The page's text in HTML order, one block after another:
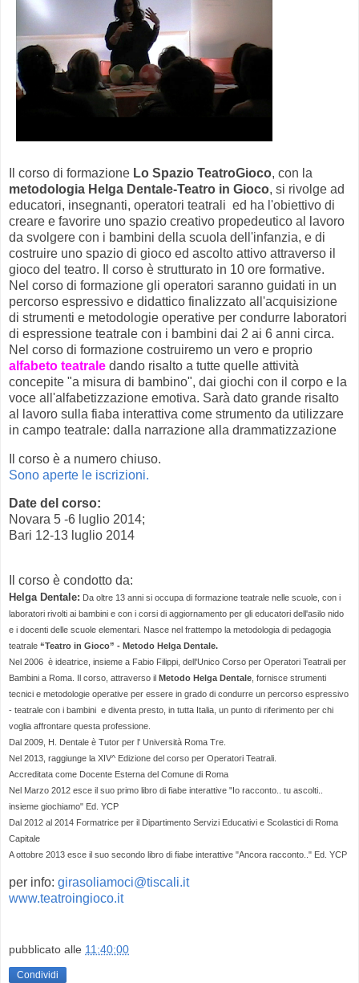
Il corso di formazione Lo Spazio TeatroGioco, con la
metodologia Helga Dentale-Teatro in Gioco, si rivolge ad
educatori, insegnanti, operatori teatrali ed ha l'obiettivo di
creare e favorire uno spazio creativo propedeutico al lavoro
da svolgere con i bambini della scuola dell'infanzia, e di
costruire uno spazio di gioco ed ascolto attivo attraverso il
gioco del teatro. Il corso è strutturato in 10 ore formative.
Nel corso di formazione gli operatori saranno guidati in un
percorso espressivo e didattico finalizzato all'acquisizione
di strumenti e metodologie operative per condurre laboratori
di espressione teatrale con i bambini dai 2 ai 6 anni circa.
Nel corso di formazione costruiremo un vero e proprio
alfabeto teatrale dando risalto a tutte quelle attività
concepite "a misura di bambino", dai giochi con il corpo e la
voce all'alfabetizzazione emotiva. Sarà dato grande risalto
al lavoro sulla fiaba interattiva come strumento da utilizzare
in campo teatrale: dalla narrazione alla drammatizzazione
Il corso è a numero chiuso.
Sono aperte le iscrizioni.
Date del corso:
Novara 5 -6 luglio 2014;
Bari 12-13 luglio 2014
Il corso è condotto da:
Helga Dentale: Da oltre 13 anni si occupa di formazione teatrale nelle scuole, con i
laboratori rivolti ai bambini e con i corsi di aggiornamento per gli educatori dell'asilo nido
e i docenti delle scuole elementari. Nasce nel frattempo la metodologia di pedagogia
teatrale “Teatro in Gioco” - Metodo Helga Dentale.
Nel 2006 è ideatrice, insieme a Fabio Filippi, dell'Unico Corso per Operatori Teatrali per
Bambini a Roma. Il corso, attraverso il Metodo Helga Dentale , fornisce strumenti
tecnici e metodologie operative per essere in grado di condurre un percorso espressivo
- teatrale con i bambini e diventa presto, in tutta Italia, un punto di riferimento per chi
voglia affrontare questa professione.
Dal 2009, H. Dentale è Tutor per l' Università Roma Tre.
Nel 2013, raggiunge la XIV^ Edizione del corso per Operatori Teatrali.
Accreditata come Docente Esterna del Comune di Roma
Nel Marzo 2012 esce il suo primo libro di fiabe interattive "Io racconto.. tu ascolti..
insieme giochiamo" Ed. YCP
Dal 2012 al 2014 Formatrice per il Dipartimento Servizi Educativi e Scolastici di Roma
Capitale
A ottobre 2013 esce il suo secondo libro di fiabe interattive "Ancora racconto.." Ed. YCP
per info: girasoliamoci@tiscali.it
www.teatroingioco.it
pubblicato alle 11:40:00
Condividi